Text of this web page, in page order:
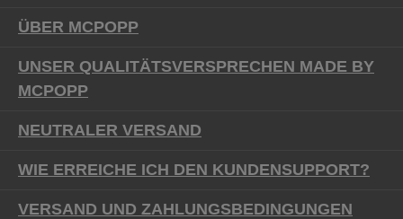
ÜBER MCPOPP
UNSER QUALITÄTSVERSPRECHEN MADE BY
MCPOPP
NEUTRALER VERSAND
WIE ERREICHE ICH DEN KUNDENSUPPORT?
VERSAND UND ZAHLUNGSBEDINGUNGEN